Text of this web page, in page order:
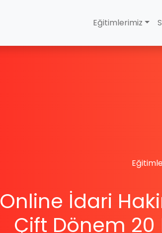
Eğitimlerimiz
Online İdari
Çift Dönem 20